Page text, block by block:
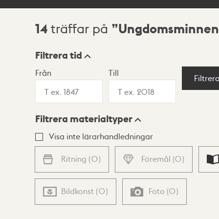
Sökresultat
14 träffar på Ungdomsminnen
Visningsläge
Lista Karta
Filtrera tid
Från Till
Filtrera materialtyper
Visa inte lärarhandledningar
Ritning (0) Föremål (0)
Bildkonst (0) Foto (0)